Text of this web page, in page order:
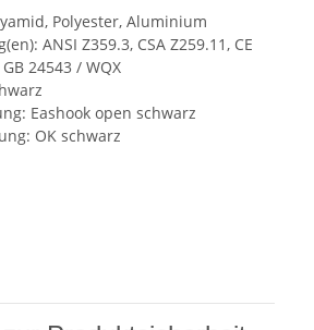
Polyester, Aluminium
ANSI Z359.3, CSA Z259.11, CE
GB 24543 / WQX
Eashook open schwarz
OK schwarz